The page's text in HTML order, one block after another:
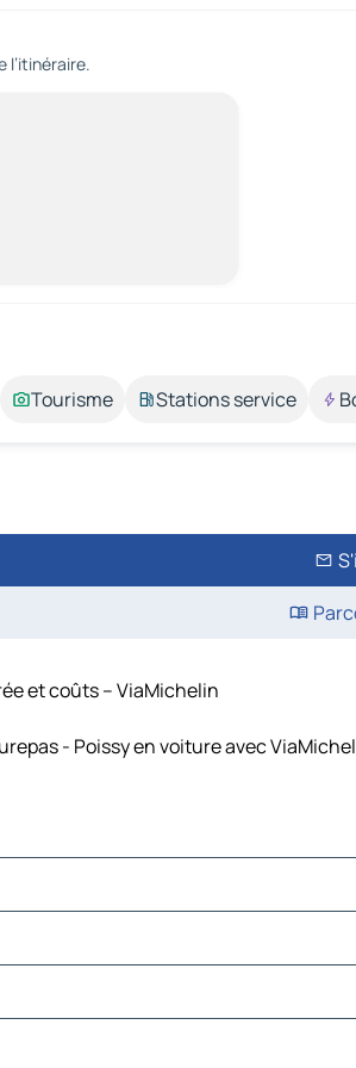
l’itinéraire.
Tourisme Stations service
et coûts – ViaMichelin
- Poissy en voiture avec